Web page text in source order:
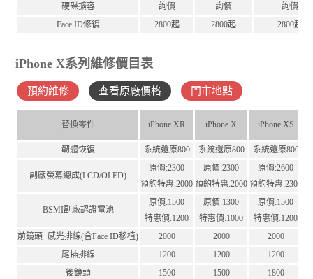
硬碟擴容
詢價 詢價
詢價
Face ID修復
2800起 2800起 2800起
iPhone X系列維修價目表
預約維修 查看原廠價格 門市地點
替換零件 iPhone XR iPhone X iPhone XS
韌體恢復 系統還原800 系統還原800 系統還原800
副廠螢幕總成(LCD/OLED)
原價:2300
預約特惠:2000
原價:2300
預約特惠:2000
原價:2600
預約特惠:2300
BSMI副廠認證電池
原價:1500
特惠價:1200
原價:1300
特惠價:1000
原價:1500
特惠價:1200
前鏡頭+感光排線(含Face ID移植)
2000 2000
2000
尾插排線
1200 1200
1200
後鏡頭
1500 1500
1800